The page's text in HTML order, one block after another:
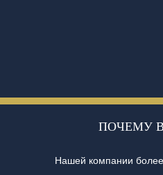
ПОЧЕМУ
Нашей компании более